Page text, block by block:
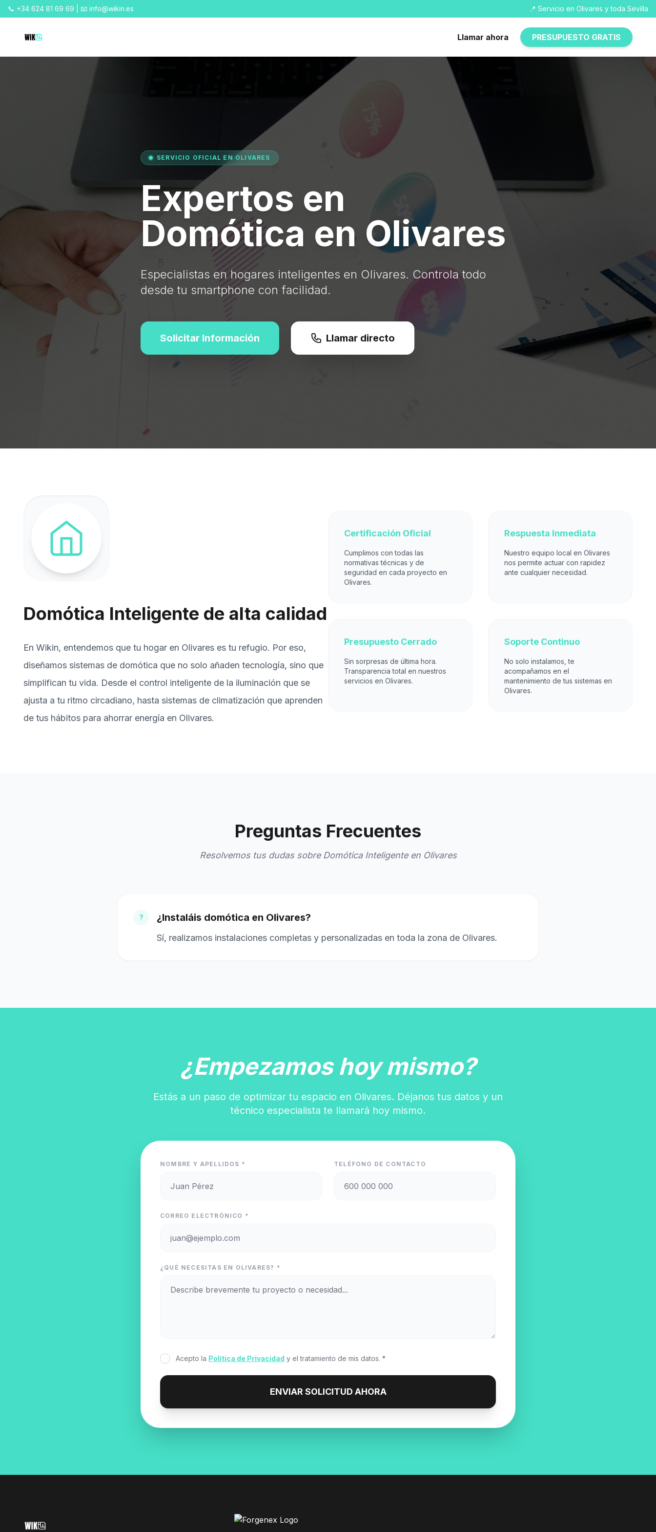
📞 +34 624 81 69 69 | 📧 info@wikin.es 📍 Servicio en Olivares y toda Sevilla
Llamar ahora PRESUPUESTO GRATIS
SERVICIO OFICIAL EN OLIVARES
Expertos en
Domótica en Olivares
Especialistas en hogares inteligentes en Olivares. Controla todo
desde tu smartphone con facilidad.
Solicitar Información Llamar directo
Domótica Inteligente de alta calidad
En Wikin, entendemos que tu hogar en Olivares es tu refugio. Por eso,
diseñamos sistemas de domótica que no solo añaden tecnología, sino que
simplifican tu vida. Desde el control inteligente de la iluminación que se
ajusta a tu ritmo circadiano, hasta sistemas de climatización que aprenden
de tus hábitos para ahorrar energía en Olivares.
Certificación Oficial
Cumplimos con todas las
normativas técnicas y de
seguridad en cada proyecto en
Olivares.
Respuesta Inmediata
Nuestro equipo local en Olivares
nos permite actuar con rapidez
ante cualquier necesidad.
Presupuesto Cerrado
Sin sorpresas de última hora.
Transparencia total en nuestros
servicios en Olivares.
Soporte Continuo
No solo instalamos, te
acompañamos en el
mantenimiento de tus sistemas en
Olivares.
Preguntas Frecuentes
Resolvemos tus dudas sobre Domótica Inteligente en Olivares
? ¿Instaláis domótica en Olivares?
Sí, realizamos instalaciones completas y personalizadas en toda la zona de Olivares.
¿Empezamos hoy mismo?
Estás a un paso de optimizar tu espacio en Olivares. Déjanos tus datos y un
técnico especialista te llamará hoy mismo.
NOMBRE Y APELLIDOS * TELÉFONO DE CONTACTO
CORREO ELECTRÓNICO *
¿QUÉ NECESITAS EN OLIVARES? *
Acepto la Política de Privacidad y el tratamiento de mis datos. *
ENVIAR SOLICITUD AHORA